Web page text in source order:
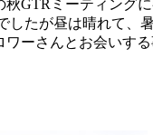
秋GTRミーティング
したが昼は晴れて、
ワーさんとお会いする